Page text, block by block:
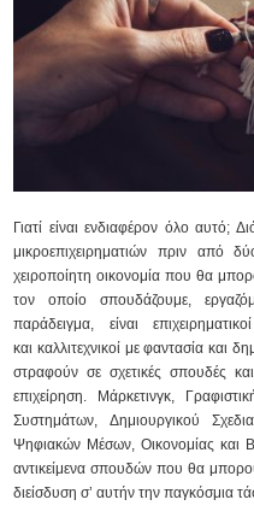
Γιατί είναι ενδιαφέρον όλο αυτό;
μικροεπιχειρηματιών πριν από
χειροποίητη οικονομία που θα
τον οποίο σπουδάζουμε,
παράδειγμα, είναι
και καλλιτεχνικοί με φαντασία και
στραφούν σε σχετικές σπουδές
επιχείρηση. Μάρκετινγκ,
Συστημάτων, Δημιουργικού
Ψηφιακών Μέσων, Οικονομίας και
αντικείμενα σπουδών που θα
διείσδυση σ’ αυτήν την παγκόσμια